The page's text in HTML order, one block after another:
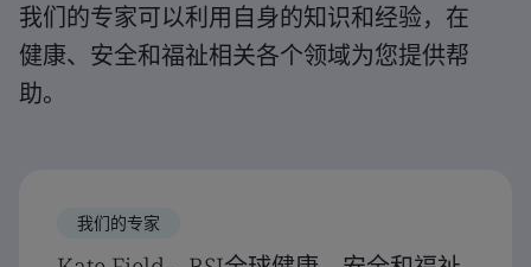
我们的专家可以利用自身的知识和经验，在
健康、安全和福祉相关各个领域为您提供帮
助。
我们的专家